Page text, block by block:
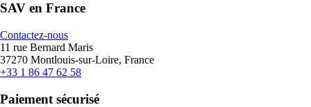
SAV en France
Contactez-nous
11 rue Bernard Maris
37270 Montlouis-sur-Loire, France
+33 1 86 47 62 58
Paiement sécurisé